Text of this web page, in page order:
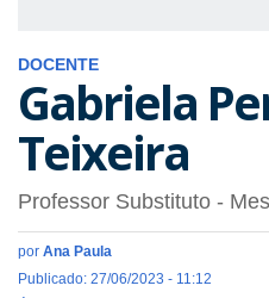
DOCENTE
Gabriela
Teixeira
Professor Substituto -
por Ana Paula
Publicado: 27/06/2023 - 11:12